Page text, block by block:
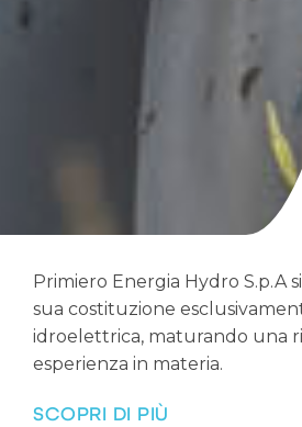
Primiero Energia Hydro S.p.A
sua costituzione
idroelettrica, maturando una
esperienza in materia.
SCOPRI DI PIÙ